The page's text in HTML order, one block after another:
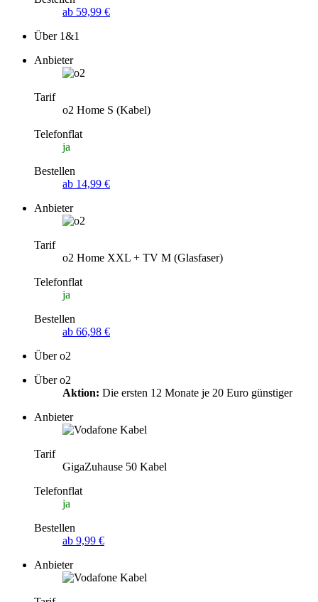
ab 59,99 €
Über 1&1
Anbieter
Tarif
o2 Home S (Kabel)
Telefonflat
ja
Bestellen
ab 14,99 €
Anbieter
Tarif
o2 Home XXL + TV M (Glasfaser)
Telefonflat
ja
Bestellen
ab 66,98 €
Über o2
Über o2
Aktion: Die ersten 12 Monate je 20 Euro günstiger
Anbieter
Tarif
GigaZuhause 50 Kabel
Telefonflat
ja
Bestellen
ab 9,99 €
Anbieter